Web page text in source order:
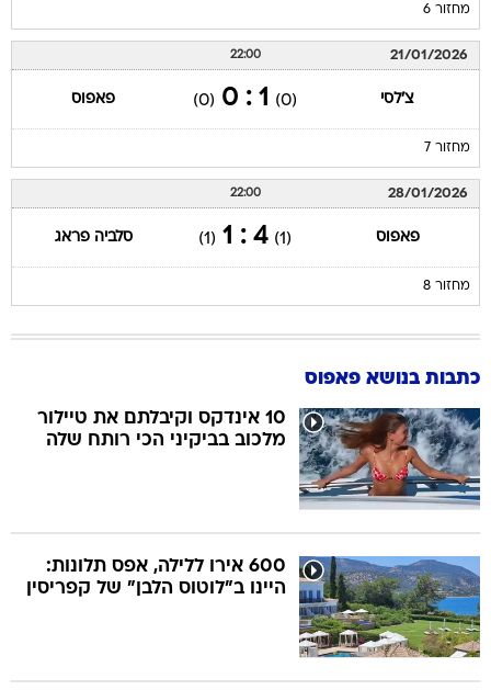
מחזור 6
21/01/2026
22:00
צ'לסי (0)
1 : 0
(0) פאפוס
מחזור 7
28/01/2026
22:00
פאפוס (1)
4 : 1
(1) סלביה פראג
מחזור 8
כתבות בנושא פאפוס
10 אינדקס וקיבלתם את טיילור
מלכוב בביקיני הכי רותח שלה
600 אירו ללילה, אפס תלונות:
היינו ב"לוטוס הלבן" של קפריסין